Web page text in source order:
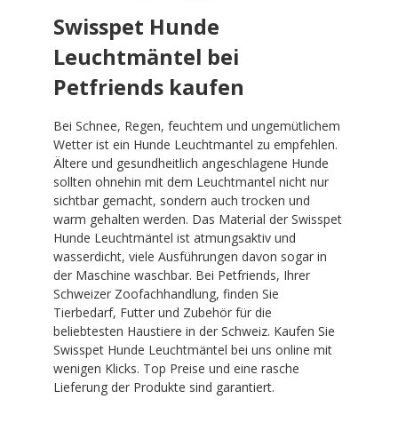
Swisspet Hunde
Leuchtmäntel bei
Petfriends kaufen
Bei Schnee, Regen, feuchtem und ungemütlichem
Wetter ist ein Hunde Leuchtmantel zu empfehlen.
Ältere und gesundheitlich angeschlagene Hunde
sollten ohnehin mit dem Leuchtmantel nicht nur
sichtbar gemacht, sondern auch trocken und
warm gehalten werden. Das Material der Swisspet
Hunde Leuchtmäntel ist atmungsaktiv und
wasserdicht, viele Ausführungen davon sogar in
der Maschine waschbar. Bei Petfriends, Ihrer
Schweizer Zoofachhandlung, finden Sie
Tierbedarf, Futter und Zubehör für die
beliebtesten Haustiere in der Schweiz. Kaufen Sie
Swisspet Hunde Leuchtmäntel bei uns online mit
wenigen Klicks. Top Preise und eine rasche
Lieferung der Produkte sind garantiert.